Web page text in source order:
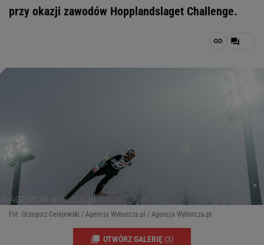
przy okazji zawodów Hopplandslaget Challenge.
Fot. Grzegorz Celejewski / Agencja Wyborcza.pl / Agencja Wyborcza.pl
OTWÓRZ GALERIĘ (3)